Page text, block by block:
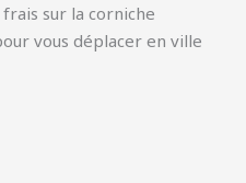
sur la corniche
vous déplacer en ville